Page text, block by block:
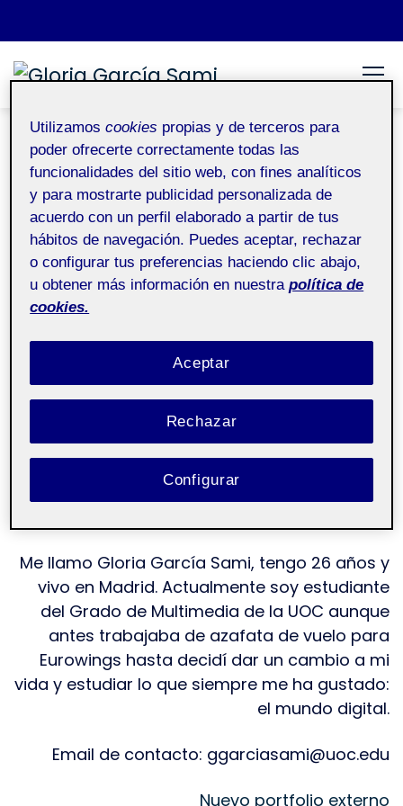
Gloria García Sami
Espacio Personal
¿Quién soy?
Me llamo Gloria García Sami, tengo 26 años y
vivo en Madrid. Actualmente soy estudiante
del Grado de Multimedia de la UOC aunque
antes trabajaba de azafata de vuelo para
Eurowings hasta decidí dar un cambio a mi
vida y estudiar lo que siempre me ha gustado:
el mundo digital.
Email de contacto: ggarciasami@uoc.edu
Nuevo portfolio externo
Utilizamoscookies propias y de terceros para
poder ofrecerte correctamente todas las
funcionalidades del sitio web, con fines analíticos
y para mostrarte publicidad personalizada de
acuerdo con un perfil elaborado a partir de tus
hábitos de navegación. Puedes aceptar, rechazar
o configurar tus preferencias haciendo clic abajo,
u obtener más información en nuestra política de
cookies.
Rechazar
Aceptar
Configurar